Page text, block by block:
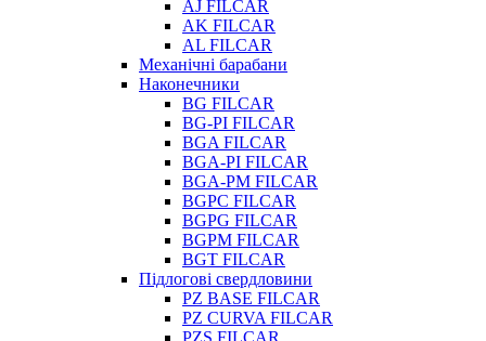
AJ FILCAR
AK FILCAR
AL FILCAR
Механічні барабани
Наконечники
BG FILCAR
BG-PI FILCAR
BGA FILCAR
BGA-PI FILCAR
BGA-PM FILCAR
BGPC FILCAR
BGPG FILCAR
BGPM FILCAR
BGT FILCAR
Підлогові свердловини
PZ BASE FILCAR
PZ CURVA FILCAR
PZS FILCAR